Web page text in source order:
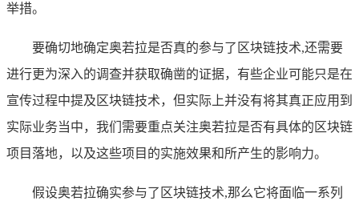
举措。
要确切地确定奥若拉是否真的参与了区块链技术,还需要
进行更为深入的调查并获取确凿的证据，有些企业可能只是在
宣传过程中提及区块链技术，但实际上并没有将其真正应用到
实际业务当中，我们需要重点关注奥若拉是否有具体的区块链
项目落地，以及这些项目的实施效果和所产生的影响力。
假设奥若拉确实参与了区块链技术,那么它将面临一系列